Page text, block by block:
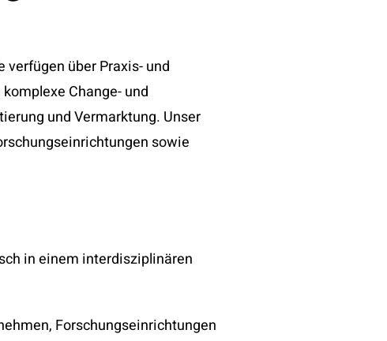
über Praxis- und
Change- und
und Vermarktung. Unser
sowie
in einem interdisziplinären
Forschungseinrichtungen